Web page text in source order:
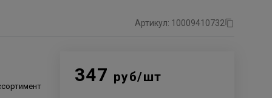
Артикул: 10009410732
347 руб/шт